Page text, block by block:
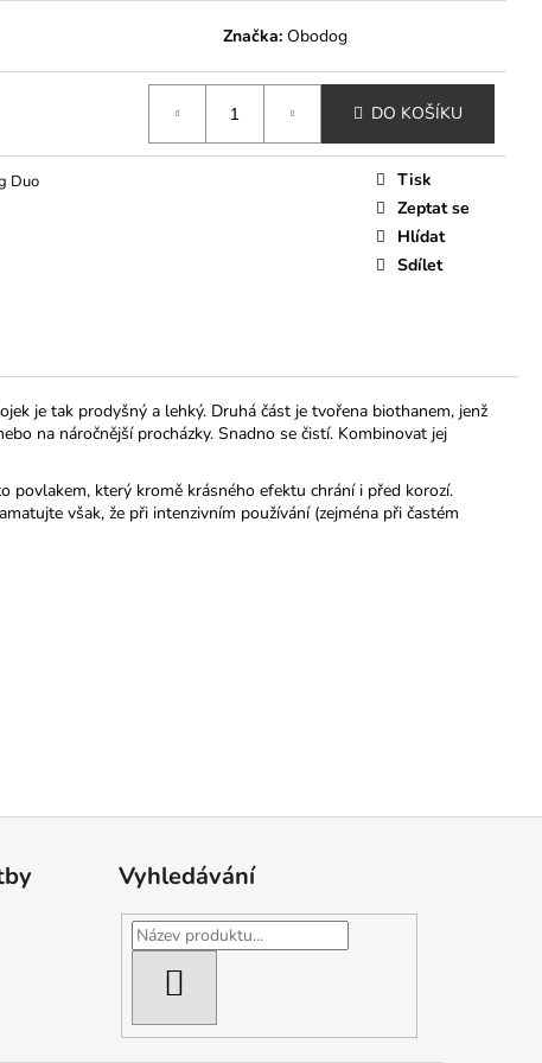
Značka:Obodog
DO KOŠÍKU
Duo
Tisk
Zeptat se
Hlídat
Sdílet
je tak prodyšný a lehký. Druhá část je tvořena biothanem, jenž
na náročnější procházky. Snadno se čistí. Kombinovat jej
povlakem, který kromě krásného efektu chrání i před korozí.
však, že při intenzivním používání (zejména při častém
Vyhledávání